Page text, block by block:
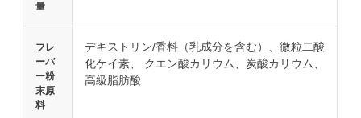
量
フレ
ーバ
ー粉
末原
料
デキストリン/香料（乳成分を含む）、微粒二酸
化ケイ素、 クエン酸カリウム、炭酸カリウム、
高級脂肪酸